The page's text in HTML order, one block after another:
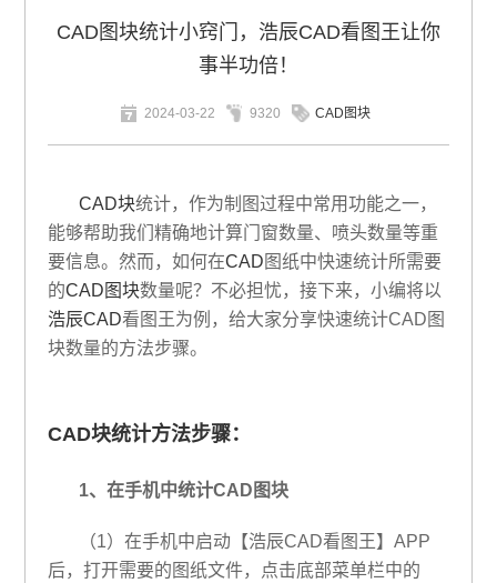
CAD图块统计小窍门，浩辰CAD看图王让你
事半功倍！
2024-03-22 9320 CAD图块
CAD块统计，作为制图过程中常用功能之一，
能够帮助我们精确地计算门窗数量、喷头数量等重
要信息。然而，如何在CAD 图纸中快速统计所需要
的CAD图块数量呢？不必担忧，接下来，小编将以
浩辰CAD看图王为例，给大家分享快速统计CAD图
块数量的方法步骤。
CAD块统计方法步骤：
1、在手机中统计CAD图块
（1）在手机中启动【浩辰CAD看图王】APP
后，打开需要的图纸文件，点击底部菜单栏中的